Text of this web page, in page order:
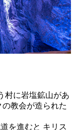
村に岩塩鉱山があ
教会が造られた
を進むと キリス